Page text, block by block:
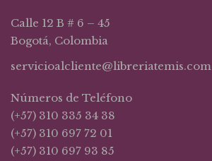
Calle 12 B # 6 – 45
Bogotá, Colombia
servicioalcliente@libreriatemis.com
Números de Teléfono
(+57) 310 335 34 38
(+57) 310 697 72 01
(+57) 310 697 93 85